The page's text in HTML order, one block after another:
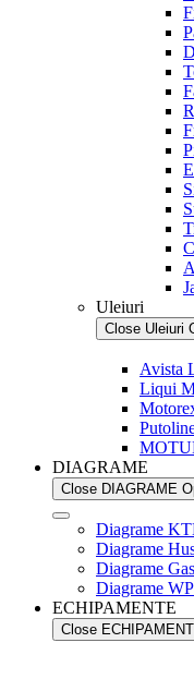
Uleiuri
Close Uleiuri
Avista
Liqui
DIAGRAME
Close DIAGRAME
Diagrame
Diagrame
Diagrame
Diagrame WP
ECHIPAMENTE
Close